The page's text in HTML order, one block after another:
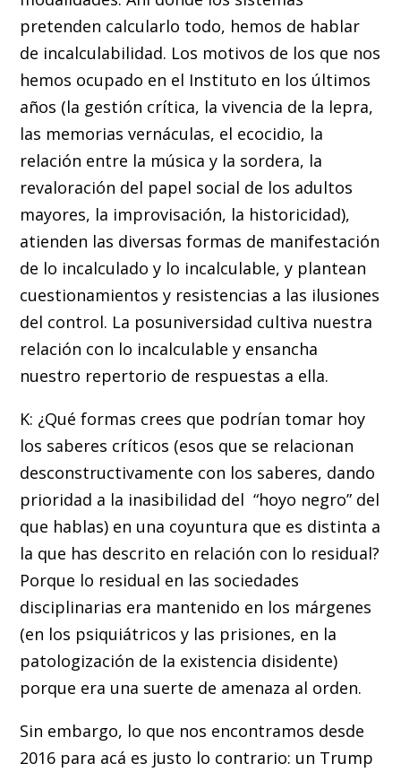
pretenden calcularlo todo, hemos de hablar
de incalculabilidad. Los motivos de los que nos
hemos ocupado en el Instituto en los últimos
años (la gestión crítica, la vivencia de la lepra,
las memorias vernáculas, el ecocidio, la
relación entre la música y la sordera, la
revaloración del papel social de los adultos
mayores, la improvisación, la historicidad),
atienden las diversas formas de manifestación
de lo incalculado y lo incalculable, y plantean
cuestionamientos y resistencias a las ilusiones
del control. La posuniversidad cultiva nuestra
relación con lo incalculable y ensancha
nuestro repertorio de respuestas a ella.
K: ¿Qué formas crees que podrían tomar hoy
los saberes críticos (esos que se relacionan
desconstructivamente con los saberes, dando
prioridad a la inasibilidad del “hoyo negro” del
que hablas) en una coyuntura que es distinta a
la que has descrito en relación con lo residual?
Porque lo residual en las sociedades
disciplinarias era mantenido en los márgenes
(en los psiquiátricos y las prisiones, en la
patologización de la existencia disidente)
porque era una suerte de amenaza al orden.
Sin embargo, lo que nos encontramos desde
2016 para acá es justo lo contrario: un Trump